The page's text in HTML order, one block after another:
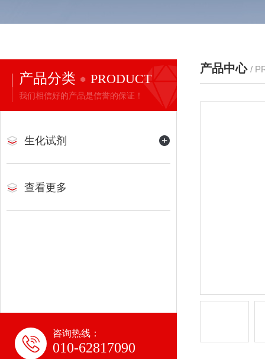
产品分类 PRODUCT
我们相信好的产品是信誉的保证！
生化试剂
查看更多
咨询热线：
010-62817090
产品中心 /